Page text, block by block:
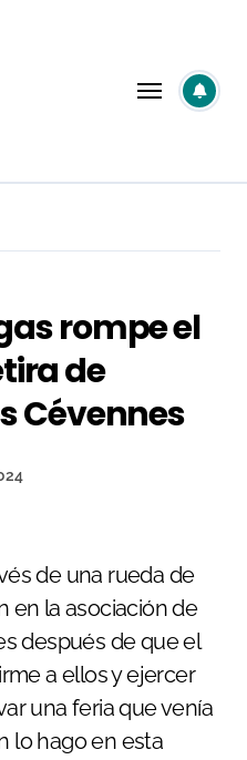
rompe el
de
Cévennes
en la asociación de
después de que el
a ellos y ejercer
una feria que venía
lo hago en esta